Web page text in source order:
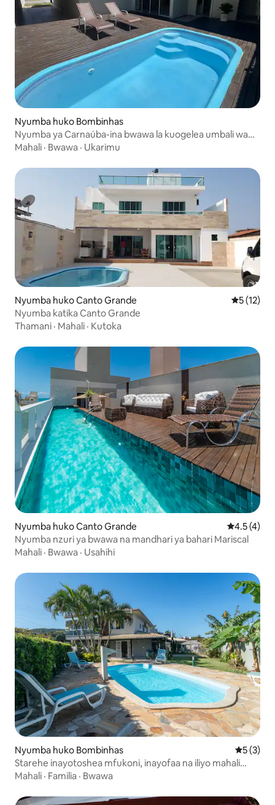
Nyumba huko Bombinhas
Nyumba ya Carnaúba-ina bwawa la kuogelea umbali wa
mita 150 kutoka ufukwe wa Mariscal
Mahali · Bwawa · Ukarimu
Nyumba huko Canto Grande Ukadiriaji
5 (12)
Nyumba katika Canto Grande
Thamani · Mahali · Kutoka
Nyumba huko Canto Grande Ukadiriaji
4.5 (4)
Nyumba nzuri ya bwawa na mandhari ya bahari Mariscal
Mahali · Bwawa · Usahihi
Nyumba huko Bombinhas
5 (3)
Starehe inayotoshea mfukoni, inayofaa na iliyo mahali
pazuri
Mahali · Familia · Bwawa